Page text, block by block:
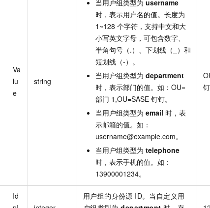
Va
lu
e
string
当用户组类型为 username
时，表示用户名的值。长度为
1~128 个字符，支持中文和大
小写英文字母，可包含数字、
半角句号（.）、下划线（_）和
短划线（-）。
当用户组类型为 department
时，表示部门的值。如：OU=
部门 1,OU=SASE 钉钉。
当用户组类型为 email 时，表
示邮箱的值。如：
username@example.com。
当用户组类型为 telephone
时，表示手机的值。如：
13900001234。
钉
Id
用户组的身份源 ID。当自定义用